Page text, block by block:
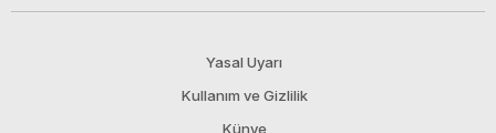
Yasal Uyarı
Kullanım ve Gizlilik
Künye